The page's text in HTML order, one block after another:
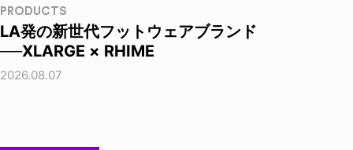
PRODUCTS
LA発の新世代フットウェアブランド
──XLARGE × RHIME
2026.08.07